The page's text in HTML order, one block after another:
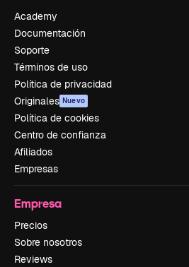
Academy
Documentación
Soporte
Términos de uso
Política de privacidad
Originales Nuevo
Política de cookies
Centro de confianza
Afiliados
Empresas
Empresa
Precios
Sobre nosotros
Reviews